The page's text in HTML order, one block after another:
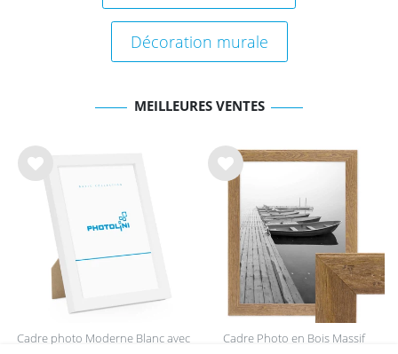
Décoration murale
MEILLEURES VENTES
List
Cadre photo Moderne Blanc avec
List
e de
sou
Cadre Photo en Bois Massif